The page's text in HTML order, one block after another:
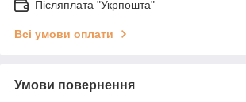
Післяплата "Укрпошта"
Всі умови оплати
Умови повернення